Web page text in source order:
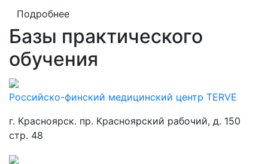
Подробнее
Базы практического
обучения
Российско-финский медицинский центр TERVE
г. Красноярск. пр. Красноярский рабочий, д. 150
стр. 48